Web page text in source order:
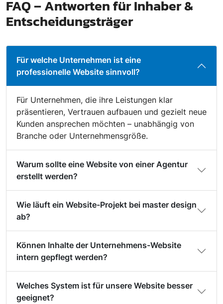
FAQ – Antworten für Inhaber &
Entscheidungsträger
Für welche Unternehmen ist eine
professionelle Website sinnvoll?
Für Unternehmen, die ihre Leistungen klar
präsentieren, Vertrauen aufbauen und gezielt neue
Kunden ansprechen möchten – unabhängig von
Branche oder Unternehmensgröße.
Warum sollte eine Website von einer Agentur
erstellt werden?
Wie läuft ein Website-Projekt bei master design
ab?
Können Inhalte der Unternehmens-Website
intern gepflegt werden?
Welches System ist für unsere Website besser
geeignet?